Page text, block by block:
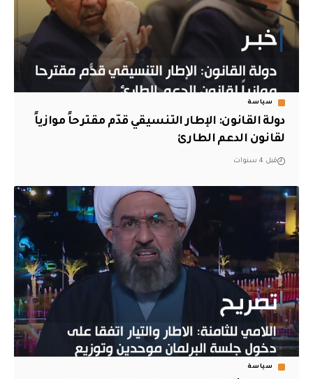
سياسة
دولة القانون: الإطار التنسيقي قدّم مقترحاً موازياً
لقانون الدعم الطارئ
قبل 4 سنوات
سياسة